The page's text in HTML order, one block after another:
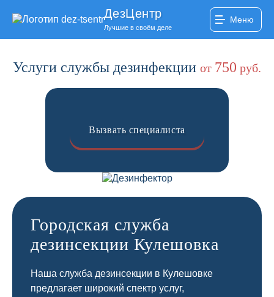
ДезЦентр
Лучшие в своём деле
Меню
Услуги службы дезинфекции от 750 руб.
Вызвать специалиста
Городская служба
дезинсекции Кулешовка
Наша служба дезинсекции в Кулешовке
предлагает широкий спектр услуг,